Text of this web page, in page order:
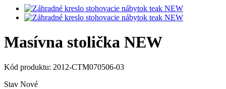
Masívna stolička NEW
Kód produktu: 2012-CTM070506-03
Stav Nové